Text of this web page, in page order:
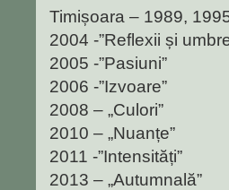
Timișoara – 1989,
2004 -”Reflexii și
2005 -”Pasiuni”
2006 -”Izvoare”
2008 – „Culori”
2010 – „Nuanțe”
2011 -”Intensități”
2013 – „Autumnală”